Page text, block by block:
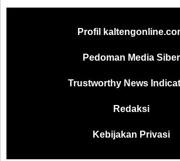
Profil
Pedoman Media Siber
Trustworthy News
Redaksi
Kebijakan Privasi